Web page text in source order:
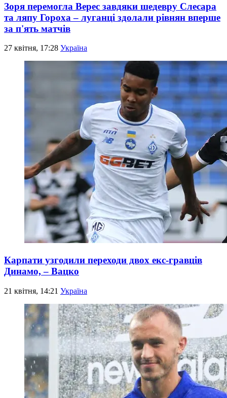
Зоря перемогла Верес завдяки шедевру Слесара
та ляпу Гороха – луганці здолали рівнян вперше
за п'ять матчів
27 квітня, 17:28 Україна
Карпати узгодили переходи двох екс-гравців
Динамо, – Вацко
21 квітня, 14:21 Україна